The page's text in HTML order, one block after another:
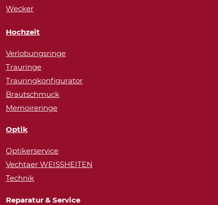
Wecker
Hochzeit
Verlobungsringe
Trauringe
Trauringkonfigurator
Brautschmuck
Memoireringe
Optik
Optikerservice
Vechtaer WEISSHEITEN
Technik
Reparatur & Service